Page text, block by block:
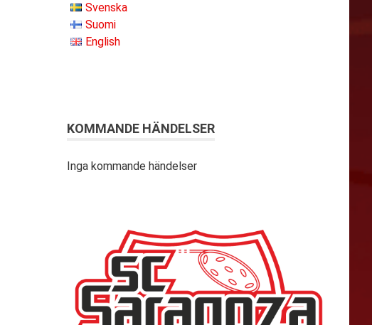
Svenska
Suomi
English
KOMMANDE HÄNDELSER
Inga kommande händelser